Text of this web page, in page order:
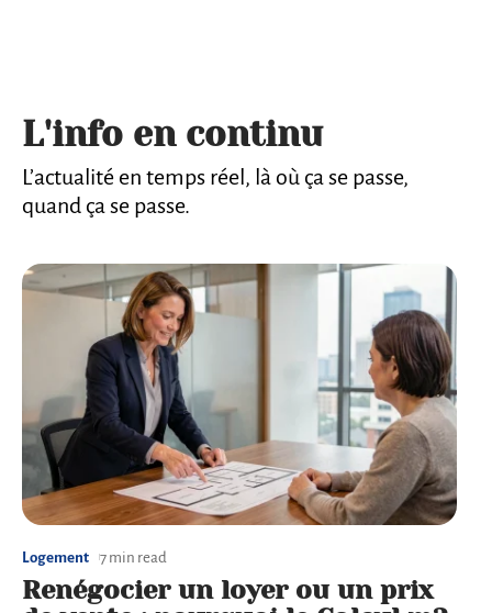
L'info en continu
L’actualité en temps réel, là où ça se passe,
quand ça se passe.
Logement 7 min read
Renégocier un loyer ou un prix